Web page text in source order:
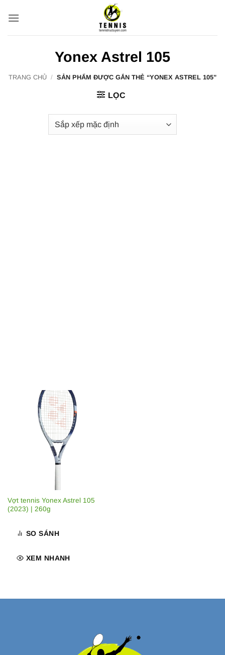
qua
Yonex Astrel 105
TRANG CHỦ / SẢN PHẨM ĐƯỢC GẮN THẺ “YONEX ASTREL 105”
LỌC
Vợt tennis Yonex Astrel 105
(2023) | 260g
SO SÁNH
XEM NHANH